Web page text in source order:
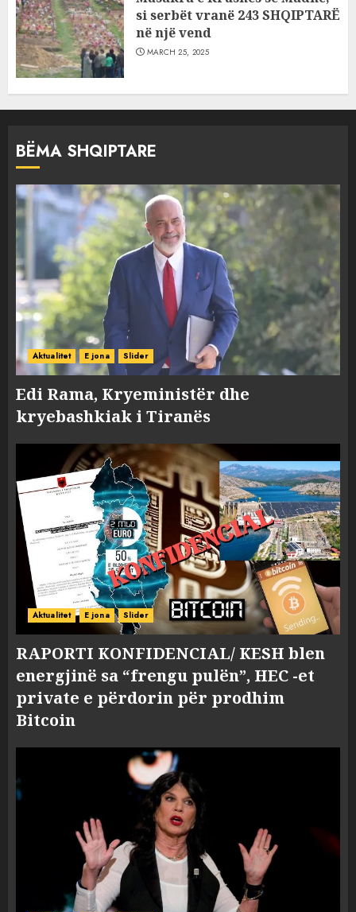
si serbët vranë 243 SHQIPTARË
në një vend
MARCH 25, 2025
BËMA SHQIPTARE
Aktualitet E jona Slider
Edi Rama, Kryeministër dhe
kryebashkiak i Tiranës
Aktualitet E jona Slider
RAPORTI KONFIDENCIAL/ KESH blen
energjinë sa “frengu pulën”, HEC -et
private e përdorin për prodhim
Bitcoin